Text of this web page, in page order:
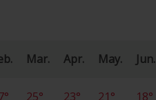
Mar. Apr. May. Jun.
25° 23° 21° 18°